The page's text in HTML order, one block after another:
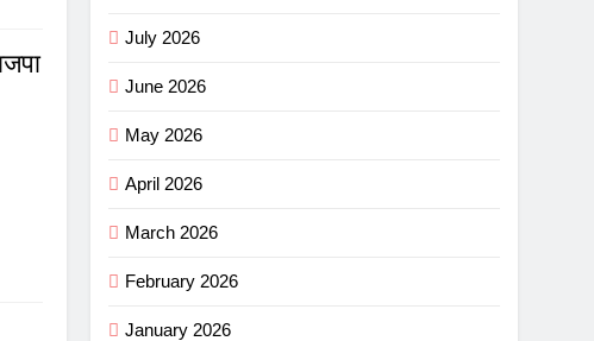
July 2026
June 2026
May 2026
April 2026
March 2026
February 2026
January 2026